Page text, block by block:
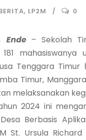
, LP2M 0
Ende– Sekolah
Tenggara Timur
Timur,
melaksanakan
2024 ini
Berbasis
St. Ursula